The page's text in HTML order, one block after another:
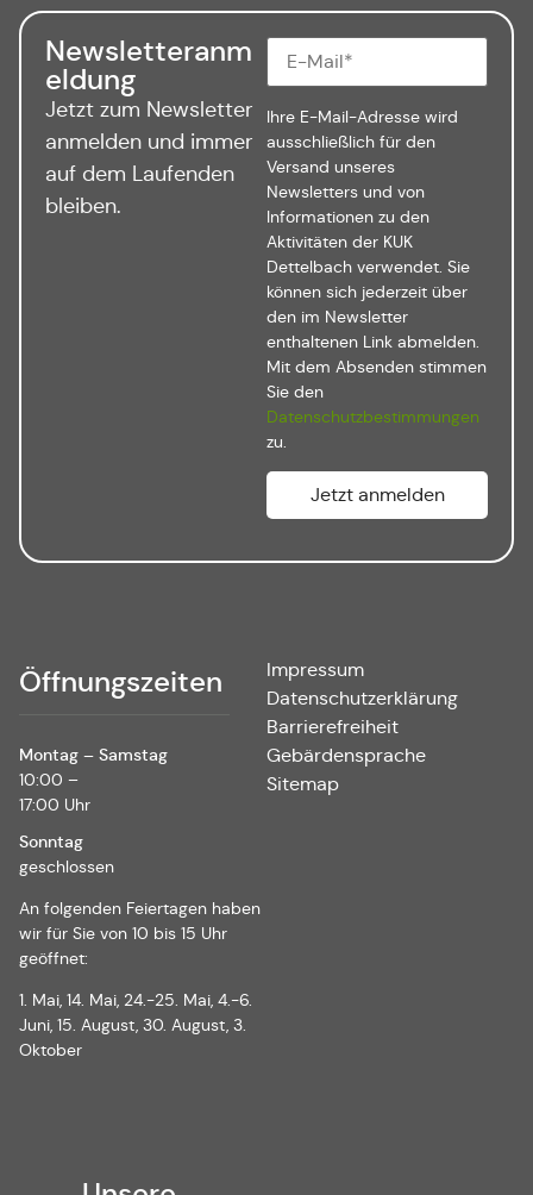
Newsletteranm
eldung
Jetzt zum Newsletter
anmelden und immer
auf dem Laufenden
bleiben.
Ihre E-Mail-Adresse wird
ausschließlich für den
Versand unseres
Newsletters und von
Informationen zu den
Aktivitäten der KUK
Dettelbach verwendet. Sie
können sich jederzeit über
den im Newsletter
enthaltenen Link abmelden.
Mit dem Absenden stimmen
Sie den
Datenschutzbestimmungen
zu.
Öffnungszeiten
Montag – Samstag
10:00 –
17:00 Uhr
Sonntag
geschlossen
An folgenden Feiertagen haben
wir für Sie von 10 bis 15 Uhr
geöffnet:
1. Mai, 14. Mai, 24.-25. Mai, 4.-6.
Juni, 15. August, 30. August, 3.
Oktober
Impressum
Datenschutzerklärung
Barrierefreiheit
Gebärdensprache
Sitemap